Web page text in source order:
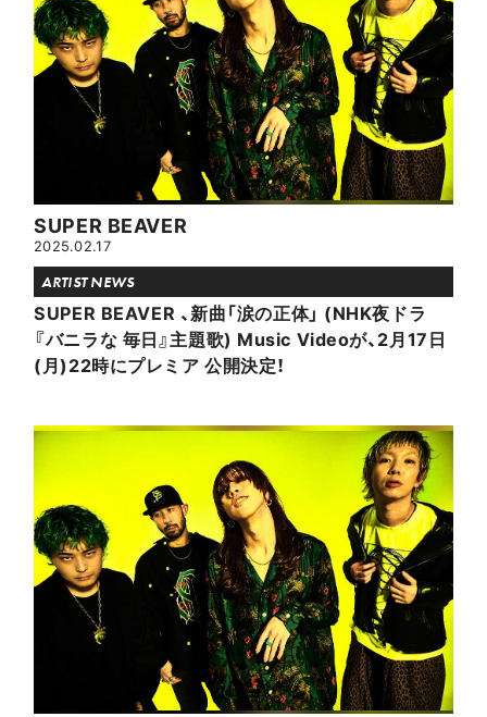
SUPER BEAVER
2025.02.17
ARTIST NEWS
SUPER BEAVER 、新曲「涙の正体」 (NHK夜ドラ
『バニラな 毎日』主題歌) Music Videoが、2月17日
(月)22時にプレミア 公開決定！